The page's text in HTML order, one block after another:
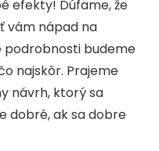
efekty! Dúfame, že
vám nápad na
podrobnosti budeme
najskôr. Prajeme
návrh, ktorý sa
dobré, ak sa dobre